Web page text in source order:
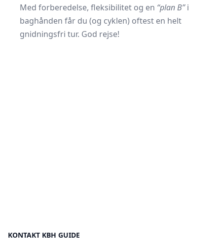
Med forberedelse, fleksibilitet og en “plan B”i
baghånden får du (og cyklen) oftest en helt
gnidningsfri tur. God rejse!
KONTAKT KBH GUIDE